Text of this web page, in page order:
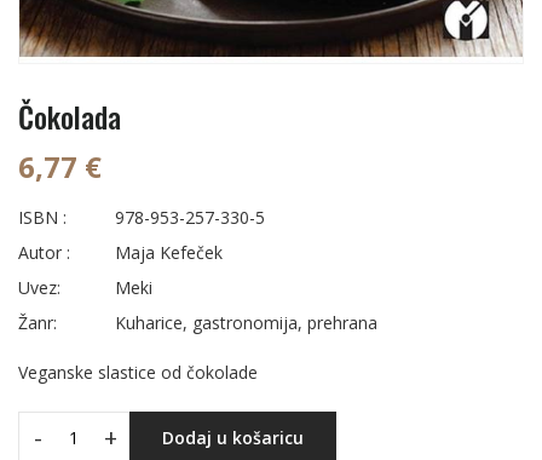
Čokolada
6,77 €
ISBN :
978-953-257-330-5
Autor :
Maja Kefeček
Uvez:
Meki
Žanr:
Kuharice, gastronomija, prehrana
Veganske slastice od čokolade
- + Dodaj u košaricu